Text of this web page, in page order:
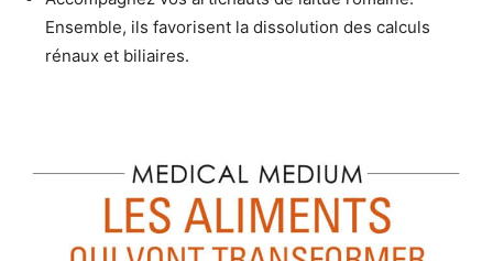
Ensemble, ils favorisent la dissolution des calculs
rénaux et biliaires.